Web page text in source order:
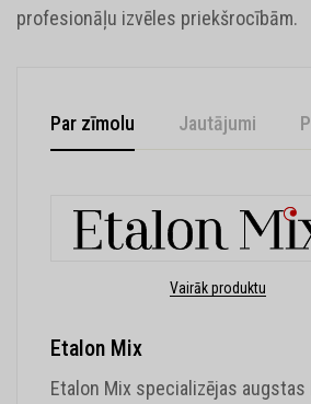
profesionāļu izvēles priekšrocībām.
Par zīmolu Jautājumi
Vairāk produktu
Etalon Mix
Etalon Mix specializējas